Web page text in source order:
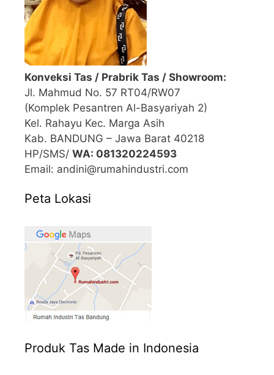
Konveksi Tas / Prabrik Tas / Showroom:
Jl. Mahmud No. 57 RT04/RW07
(Komplek Pesantren Al-Basyariyah 2)
Kel. Rahayu Kec. Marga Asih
Kab. BANDUNG – Jawa Barat 40218
HP/SMS/ WA: 081320224593
Email: andini@rumahindustri.com
Peta Lokasi
Produk Tas Made in Indonesia